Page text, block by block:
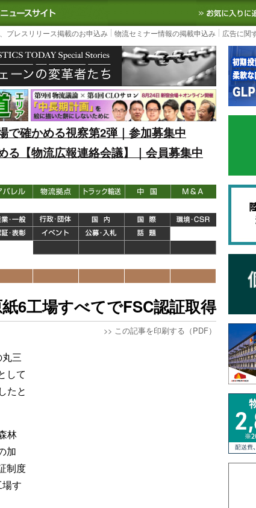
｜国内最大の物流ニュースサイト3PL, SCMなど国内外の最新の
プレスリリース掲載のお申込み 物流セミナー情報の掲載申込み 広告に関
で確かめる視察第2弾｜参加募集中
る【物流広報連絡会議】｜会員募集中
6工場すべてでFSC認証取得
>> この記事を印刷する（PDF）
三
して
たと
林
加
制度
す